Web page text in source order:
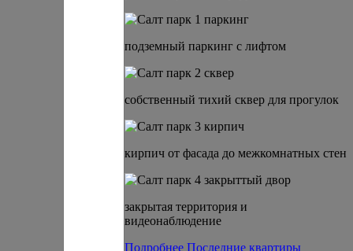
подземный паркинг с лифтом
cобственный тихий сквер для прогулок
кирпич от фасада до межкомнатных стен
закрытая территория и
видеонаблюдение
Подробнее Последние квартиры